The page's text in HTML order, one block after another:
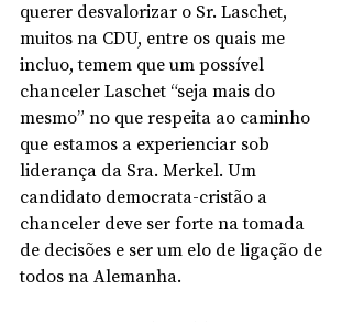
querer desvalorizar o Sr. Laschet,
muitos na CDU, entre os quais me
incluo, temem que um possível
chanceler Laschet “seja mais do
mesmo” no que respeita ao caminho
que estamos a experienciar sob
liderança da Sra. Merkel. Um
candidato democrata-cristão a
chanceler deve ser forte na tomada
de decisões e ser um elo de ligação de
todos na Alemanha.